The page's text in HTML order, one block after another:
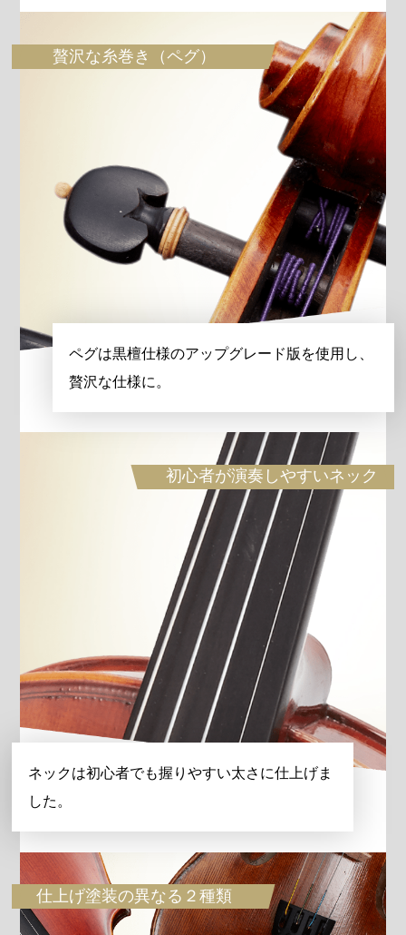
贅沢な糸巻き（ペグ）
ペグは黒檀仕様のアップグレード版を使用し、
贅沢な仕様に。
初心者が演奏しやすいネック
ネックは初心者でも握りやすい太さに仕上げま
した。
仕上げ塗装の異なる２種類